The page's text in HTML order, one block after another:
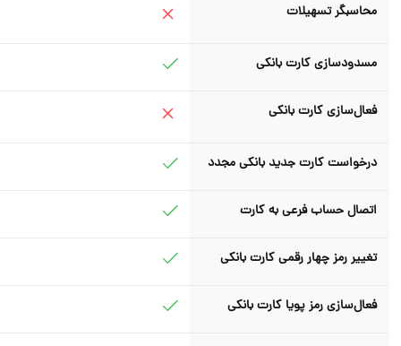
محاسبگر تسهیلات
مسدودسازی کارت بانکی
فعال‌سازی کارت بانکی
درخواست کارت جدید بانکی مجدد
اتصال حساب فرعی به کارت
تغییر رمز چهار رقمی کارت بانکی
فعال‌سازی رمز پویا کارت بانکی